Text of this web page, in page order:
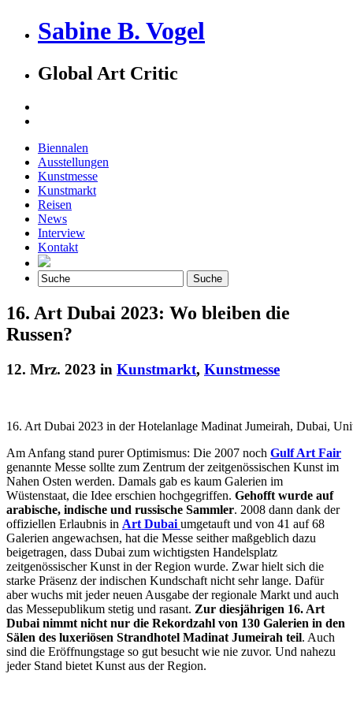
Sabine B. Vogel
Global Art Critic
Biennalen
Ausstellungen
Kunstmesse
Kunstmarkt
Reisen
News
Interview
Kontakt
16. Art Dubai 2023: Wo bleiben die
Russen?
12. Mrz. 2023 in Kunstmarkt, Kunstmesse
16. Art Dubai 2023 in der Hotelanlage Madinat Jumeirah, Dubai,
Am Anfang stand purer Optimismus: Die 2007 noch Gulf Art Fair
genannte Messe sollte zum Zentrum der zeitgenössischen Kunst im
Nahen Osten werden. Damals gab es kaum Galerien im
Wüstenstaat, die Idee erschien hochgegriffen. Gehofft wurde auf
arabische, indische und russische Sammler. 2008 dann dank der
offiziellen Erlaubnis in Art Dubai umgetauft und von 41 auf 68
Galerien angewachsen, hat die Messe seither maßgeblich dazu
beigetragen, dass Dubai zum wichtigsten Handelsplatz
zeitgenössischer Kunst in der Region wurde. Zwar hielt sich die
starke Präsenz der indischen Kundschaft nicht sehr lange. Dafür
aber wuchs mit jeder neuen Ausgabe der regionale Markt und auch
das Messepublikum stetig und rasant. Zur diesjährigen 16. Art
Dubai nimmt nicht nur die Rekordzahl von 130 Galerien in den
Sälen des luxeriösen Strandhotel Madinat Jumeirah teil. Auch
sind die Eröffnungstage so gut besucht wie nie zuvor. Und nahezu
jeder Stand bietet Kunst aus der Region.